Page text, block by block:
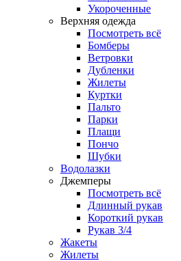
Укороченные
Верхняя одежда
Посмотреть всё
Бомберы
Ветровки
Дубленки
Жилеты
Куртки
Пальто
Парки
Плащи
Пончо
Шубки
Водолазки
Джемперы
Посмотреть всё
Длинный рукав
Короткий рукав
Рукав 3/4
Жакеты
Жилеты